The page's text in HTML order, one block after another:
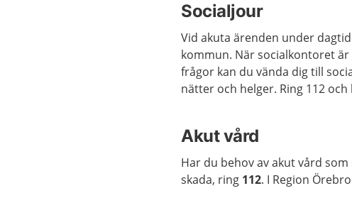
Socialjour
Vid akuta ärenden under
kommun. När so­ci­al­kon­to­ret
frå­gor kan du vän­da dig till
nät­ter och hel­ger. Ring 112
Akut vård
Har du behov av akut vård
skada, ring 112. I Region